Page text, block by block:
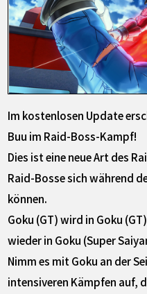
Im kostenlosen Update
Buu im Raid-Boss-Kampf!
Dies ist eine neue Art des
Raid-Bosse sich während
können.
Goku (GT) wird in Goku
wieder in Goku (Super
Nimm es mit Goku an der
intensiveren Kämpfen auf,